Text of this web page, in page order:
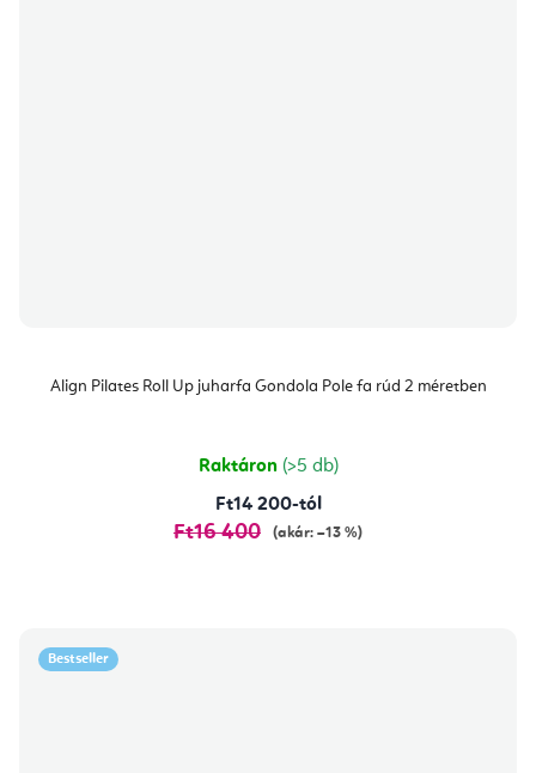
Align Pilates Roll Up juharfa Gondola Pole fa rúd 2 méretben
Raktáron (>5 db)
Ft14 200-tól
Ft16 400 (akár: –13 %)
Bestseller